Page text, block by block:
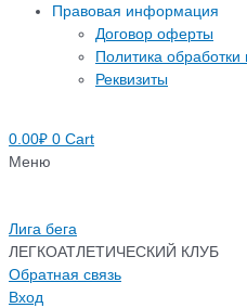
Правовая информация
Договор оферты
Политика
Реквизиты
0.00₽ 0 Cart
Меню
Лига бега
ЛЕГКОАТЛЕТИЧЕСКИЙ КЛУБ
Обратная связь
Вход